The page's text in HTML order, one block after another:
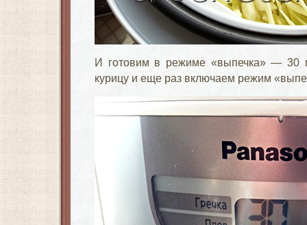
И готовим в режиме «выпечка» — 30
курицу и еще раз включаем режим